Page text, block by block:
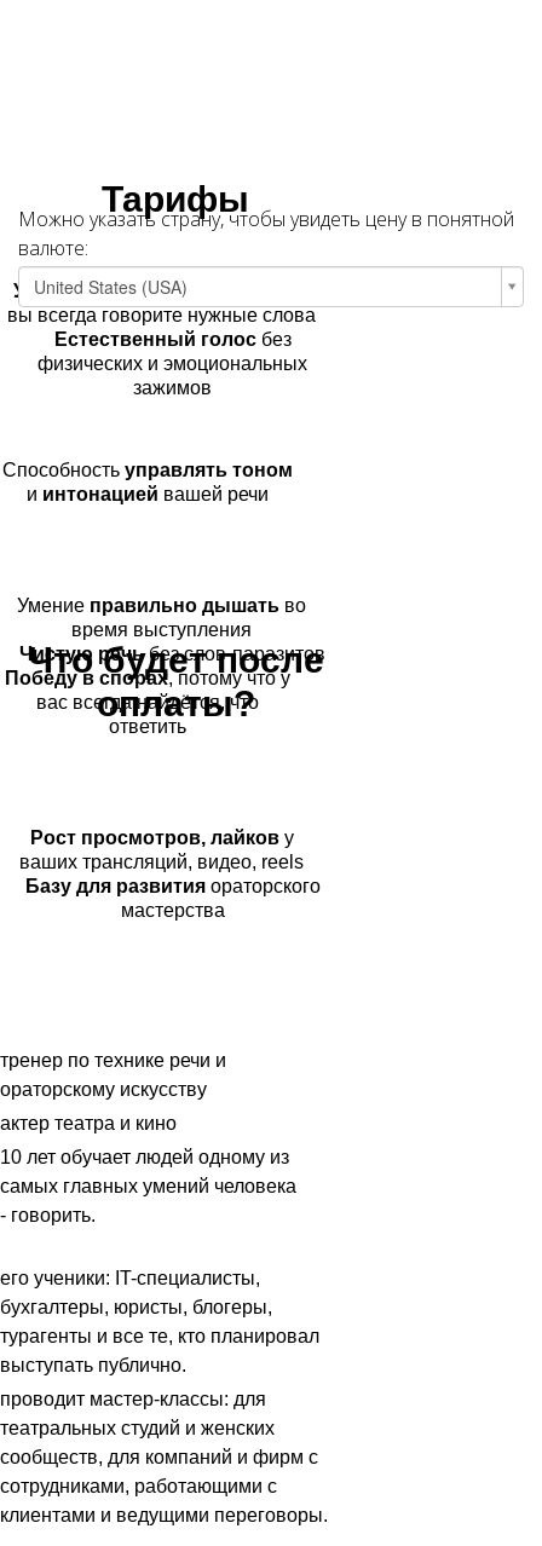
Уверенность в себе и в том, что
вы всегда говорите нужные слова
Естественный голосбез
физических и эмоциональных
зажимов
Способность управлять тоном
и интонацией вашей речи
Умение правильно дышать во
время выступления
Чистую речьбез слов-паразитов
Победу в спорах, потому что у
вас всегда найдётся, что
ответить
Рост просмотров, лайкову
ваших трансляций, видео, reels
Базу для развитияораторского
мастерства
тренер по технике речи и
ораторскому искусству
актер театра и кино
10 лет обучает людей одному из
самых главных умений человека
- говорить.
его ученики: IT-специалисты,
бухгалтеры, юристы, блогеры,
турагенты и все те, кто планировал
выступать публично.
проводит мастер-классы: для
театральных студий и женских
сообществ, для компаний и фирм с
сотрудниками, работающими с
клиентами и ведущими переговоры.
Тарифы
Можно указать страну, чтобы увидеть цену в понятной
валюте:
United States (USA)
Что будет после
оплаты?